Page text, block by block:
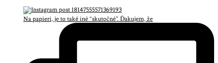
Na papieri, je to také iné “skutočné”. Ďakujem, že